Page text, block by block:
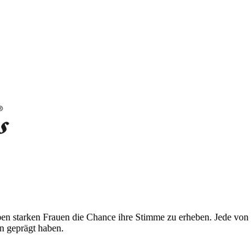
starken Frauen die Chance ihre Stimme zu erheben. Jede
geprägt haben.